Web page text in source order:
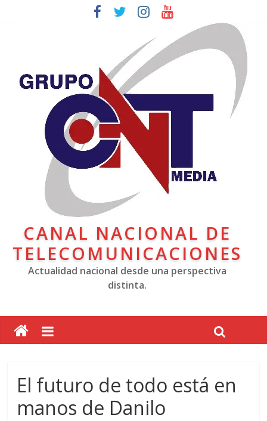
CANAL NACIONAL DE
TELECOMUNICACIONES
Actualidad nacional desde una perspectiva
distinta.
El futuro de todo está en
manos de Danilo